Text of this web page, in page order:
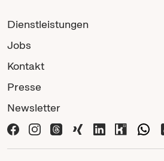
Dienstleistungen
Jobs
Kontakt
Presse
Newsletter